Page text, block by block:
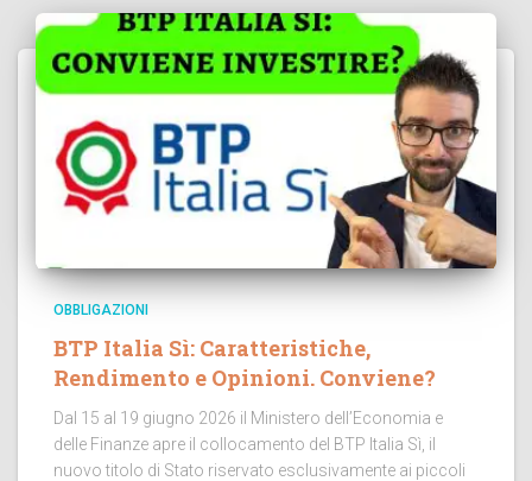
OBBLIGAZIONI
BTP Italia Sì: Caratteristiche,
Rendimento e Opinioni. Conviene?
Dal 15 al 19 giugno 2026 il Ministero dell’Economia e
delle Finanze apre il collocamento del BTP Italia Sì, il
nuovo titolo di Stato riservato esclusivamente ai piccoli